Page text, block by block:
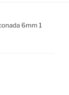
6mm 1